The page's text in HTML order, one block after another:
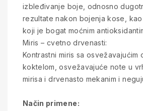
izbleđivanje boje, odnosno
rezultate nakon bojenja kose,
koji je bogat moćnim
Miris – cvetno drvenasti:
Kontrastni miris sa osvežavajućim
koktelom, osvežavajuće note u
mirisa i drvenasto mekanim i
Način primene: